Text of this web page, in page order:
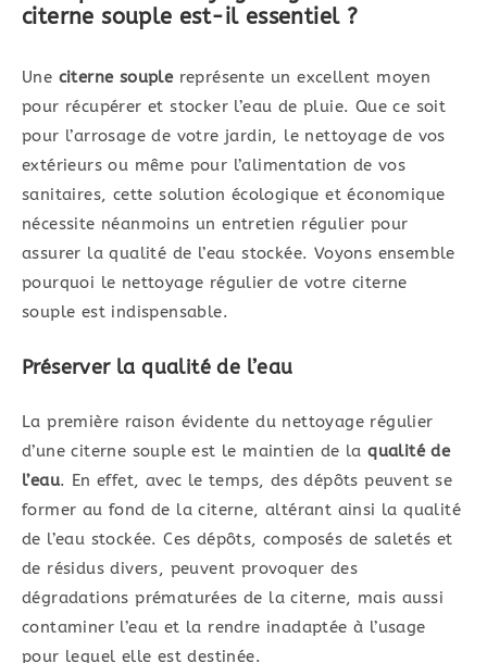
citerne souple est-il essentiel ?
Une citerne souplereprésente un excellent moyen
pour récupérer et stocker l’eau de pluie. Que ce soit
pour l’arrosage de votre jardin, le nettoyage de vos
extérieurs ou même pour l’alimentation de vos
sanitaires, cette solution écologique et économique
nécessite néanmoins un entretien régulier pour
assurer la qualité de l’eau stockée. Voyons ensemble
pourquoi le nettoyage régulier de votre citerne
souple est indispensable.
Préserver la qualité de l’eau
La première raison évidente du nettoyage régulier
d’une citerne souple est le maintien de laqualité de
l’eau. En effet, avec le temps, des dépôts peuvent se
former au fond de la citerne, altérant ainsi la qualité
de l’eau stockée. Ces dépôts, composés de saletés et
de résidus divers, peuvent provoquer des
dégradations prématurées de la citerne, mais aussi
contaminer l’eau et la rendre inadaptée à l’usage
pour lequel elle est destinée.